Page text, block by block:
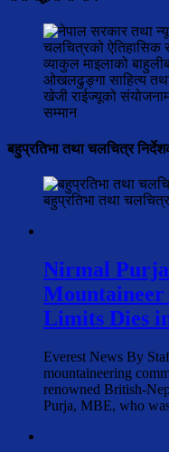
ओखलढुङ्गा साहित्य तथा
खेजी राईज्यूको
सम्मान
बहुप्रतिभा तथा चलचित्र
बहुप्रतिभा तथा
Nirmal
Mountaineer
Limits Dies
Everest News By
mountaineering
renowned British-
Purja, MBE, who